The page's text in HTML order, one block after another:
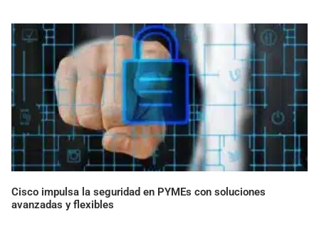
Cisco impulsa la seguridad en PYMEs con soluciones
avanzadas y flexibles